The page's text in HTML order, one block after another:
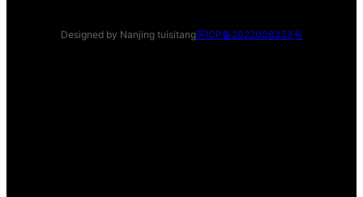
Designed by Nanjing tuisitang苏ICP备2022008333号